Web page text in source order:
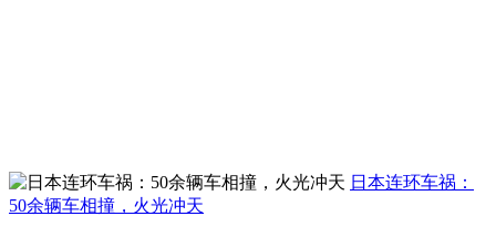
日本连环车祸：
50余辆车相撞，火光冲天